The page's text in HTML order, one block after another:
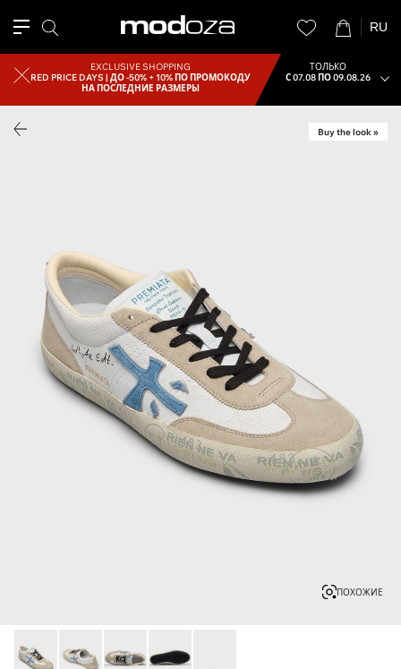
RU
EXCLUSIVE SHOPPING
RED PRICE DAYS |ДО -50% + 10% ПО ПРОМОКОДУ
НА ПОСЛЕДНИЕ РАЗМЕРЫ
ТОЛЬКО
С 07.08 ПО 09.08.26
Buy the look »
ПОХОЖИЕ